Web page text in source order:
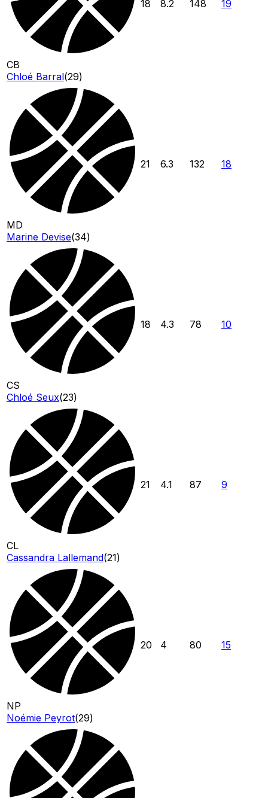
CB
Chloé Barral(29)
18 8.2 148 19
MD
Marine Devise(34)
21 6.3 132 18
CS
Chloé Seux(23)
18 4.3 78 10
CL
Cassandra Lallemand(21)
21 4.1 87 9
NP
Noémie Peyrot(29)
20 4 80 15